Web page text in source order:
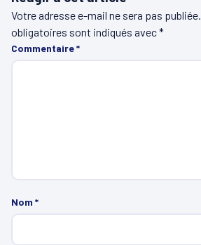
Votre adresse e-mail ne sera pas publiée.
obligatoires sont indiqués avec*
Commentaire*
Nom *